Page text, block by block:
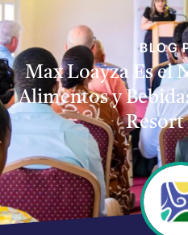
BLOG
Max Loayza Es el
Alimentos y
Resort